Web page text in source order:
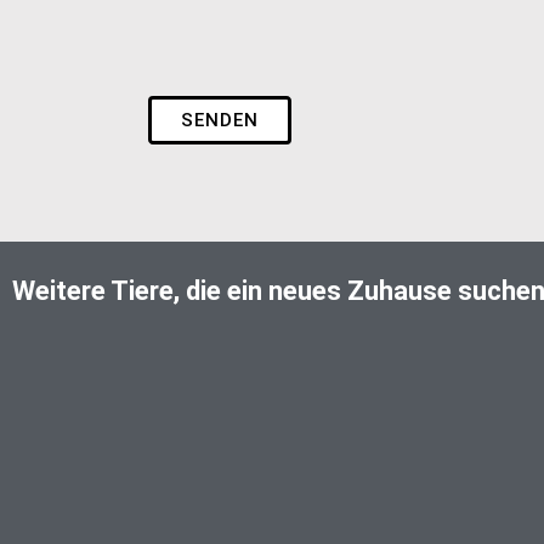
SENDEN
Weitere Tiere, die ein neues Zuhause suchen